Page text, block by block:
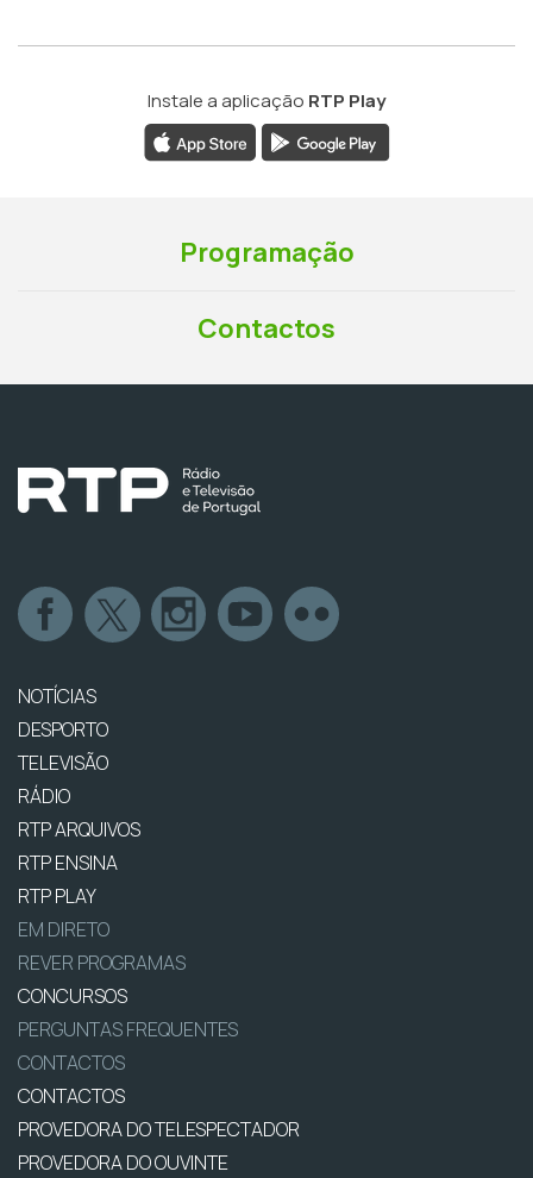
Instale a aplicação RTP Play
Programação
Contactos
NOTÍCIAS
DESPORTO
TELEVISÃO
RÁDIO
RTP ARQUIVOS
RTP ENSINA
RTP PLAY
EM DIRETO
REVER PROGRAMAS
CONCURSOS
PERGUNTAS FREQUENTES
CONTACTOS
CONTACTOS
PROVEDORA DO TELESPECTADOR
PROVEDORA DO OUVINTE